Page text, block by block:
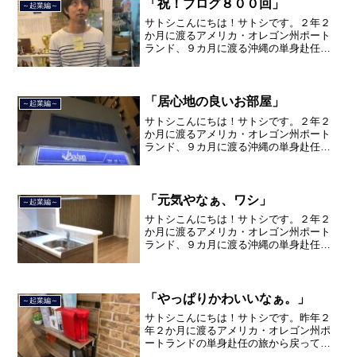
～起業編～ 「祝！ブログ８００回」
サトシこんにちは！サトシです。２年２
か月に渡るアメリカ・オレゴン州ポート
ランド、９カ月に渡る沖縄の単身赴任の
品川区南大井で不動産を主...
～起業編～ 「居心地の良いお部屋」
サトシこんにちは！サトシです。２年２
か月に渡るアメリカ・オレゴン州ポート
ランド、９カ月に渡る沖縄の単身赴任の
品川区南大井で不動産を主...
～起業編～ 「元気やなぁ、ワシ」
サトシこんにちは！サトシです。２年２
か月に渡るアメリカ・オレゴン州ポート
ランド、９カ月に渡る沖縄の単身赴任の
品川区南大井で不動産を主...
～起業編～ 「やっぱりかわいいなぁ。」
サトシこんにちは！サトシです。昨年２
年２か月に渡るアメリカ・オレゴン州ポ
ートランドの単身赴任の旅から戻ってき